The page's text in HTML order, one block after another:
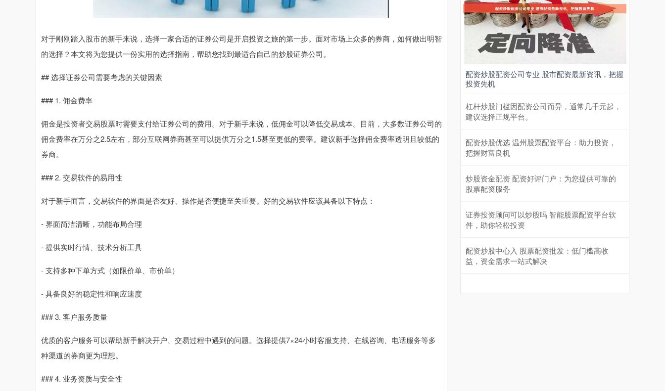
对于刚刚踏入股市的新手来说，选择一家合适的证券公司是开启投资之旅的第一步。面对市场上众多的券商，如何做出明智
的选择？本文将为您提供一份实用的选择指南，帮助您找到最适合自己的炒股证券公司。
## 选择证券公司需要考虑的关键因素
### 1. 佣金费率
佣金是投资者交易股票时需要支付给证券公司的费用。对于新手来说，低佣金可以降低交易成本。目前，大多数证券公司的
佣金费率在万分之2.5左右，部分互联网券商甚至可以提供万分之1.5甚至更低的费率。建议新手选择佣金费率透明且较低的
券商。
### 2. 交易软件的易用性
对于新手而言，交易软件的界面是否友好、操作是否便捷至关重要。好的交易软件应该具备以下特点：
- 界面简洁清晰，功能布局合理
- 提供实时行情、技术分析工具
- 支持多种下单方式（如限价单、市价单）
- 具备良好的稳定性和响应速度
### 3. 客户服务质量
优质的客户服务可以帮助新手解决开户、交易过程中遇到的问题。选择提供7×24小时客服支持、在线咨询、电话服务等多
种渠道的券商更为理想。
### 4. 业务资质与安全性
配资炒股配资公司专业 股市配资最新资讯，把握
投资先机
杠杆炒股门槛因配资公司而异，通常几千元起，
建议选择正规平台。
配资炒股优选 温州股票配资平台：助力投资，
把握财富良机
炒股资金配资 配资好评门户：为您提供可靠的
股票配资服务
证券投资顾问可以炒股吗 智能股票配资平台软
件，助你轻松投资
配资炒股中心入 股票配资批发：低门槛高收
益，资金需求一站式解决